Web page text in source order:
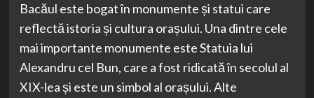
Bacăul este bogat în monumente și statui care
reflectă istoria și cultura orașului. Una dintre cele
mai importante monumente este Statuia lui
Alexandru cel Bun, care a fost ridicată în secolul al
XIX-lea și este un simbol al orașului. Alte